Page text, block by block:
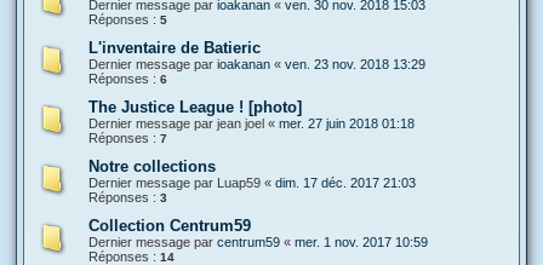
Dernier message par ioakanan « ven. 30 nov. 2018 15:03
Réponses : 5
L'inventaire de Batieric
Dernier message par ioakanan « ven. 23 nov. 2018 13:29
Réponses : 6
The Justice League ! [photo]
Dernier message par jean joel « mer. 27 juin 2018 01:18
Réponses : 7
Notre collections
Dernier message par Luap59 « dim. 17 déc. 2017 21:03
Réponses : 3
Collection Centrum59
Dernier message par centrum59 « mer. 1 nov. 2017 10:59
Réponses : 14